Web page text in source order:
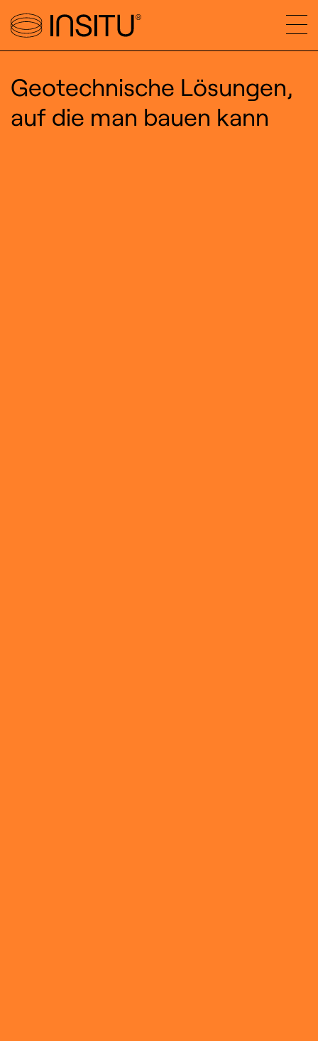
Geotechnische Lösungen,
auf die man bauen kann